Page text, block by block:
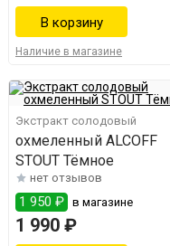
Наличие в магазине
Экстракт солодовый
охмеленный ALCOFF
STOUT Тёмное
нет отзывов
1 950 ₽ в магазине
1 990 ₽